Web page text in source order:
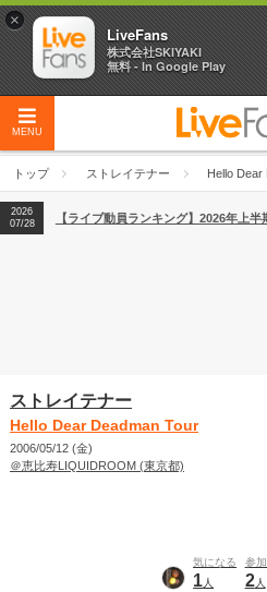
MENU
トップ ストレイテナー Hello Dear
04/27
【フェス特集2026】フェス情報はここ
2026
07/28
2026
【フェス特集2026】フェス情報はここ
2026
07/28
【ライブ動員ランキング】2026年上半
ストレイテナー
Hello Dear Deadman Tour
2006/05/12 (金)
＠恵比寿LIQUIDROOM (東京都)
気になる
1人
参
2人
×
LiveFans
株式会社SKIYAKI
無料 - In Google Play